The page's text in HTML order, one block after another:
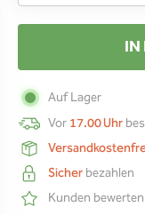
IN
Auf Lager
Vor17.00 Uhr
Sicherbezahlen
Kunden